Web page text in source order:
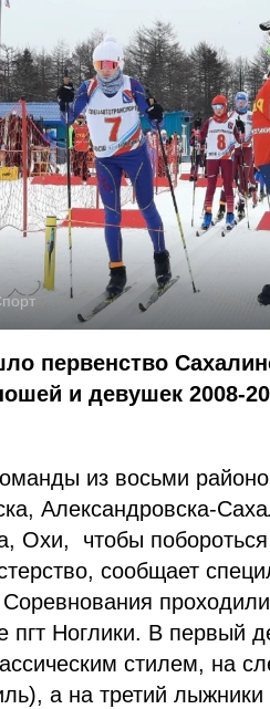
первенство
и девушек 2008-
из восьми
Александровска-
Охи, чтобы
сообщает
пгт Ноглики. В первый
стилем, на
а на третий